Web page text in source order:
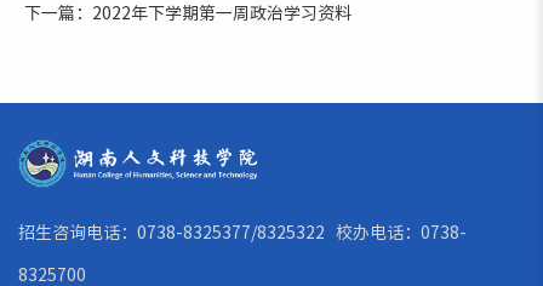
下一篇：2022年下学期第一周政治学习资料
招生咨询电话：0738-8325377/8325322 校办电话：0738-
8325700